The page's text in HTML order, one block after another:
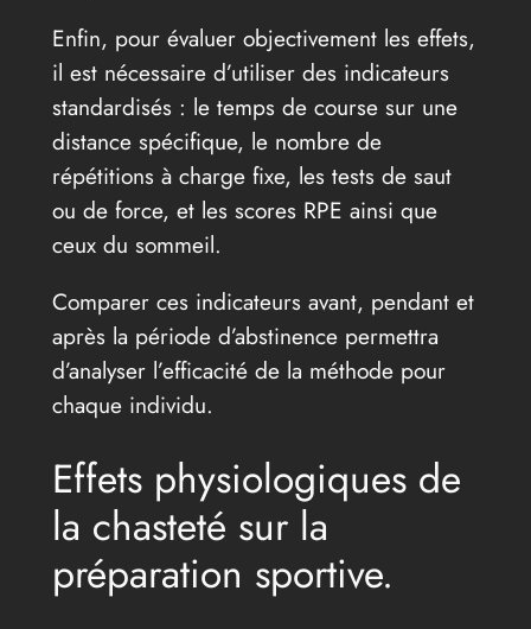
Enfin, pour évaluer objectivement les effets,
il est nécessaire d’utiliser des indicateurs
standardisés : le temps de course sur une
distance spécifique, le nombre de
répétitions à charge fixe, les tests de saut
ou de force, et les scores RPE ainsi que
ceux du sommeil.
Comparer ces indicateurs avant, pendant et
après la période d’abstinence permettra
d’analyser l’efficacité de la méthode pour
chaque individu.
Effets physiologiques de
la chasteté sur la
préparation sportive.